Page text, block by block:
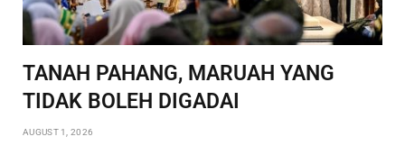
TANAH PAHANG, MARUAH YANG
TIDAK BOLEH DIGADAI
AUGUST 1, 2026